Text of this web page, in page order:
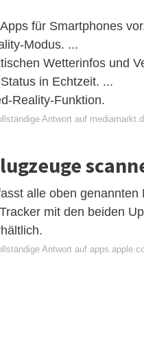
für Smartphones
Modus. ...
Wetterinfos und
in Echtzeit. ...
Reality-Funktion.
Antwort auf
alle oben genannten
mit den beiden
Antwort auf